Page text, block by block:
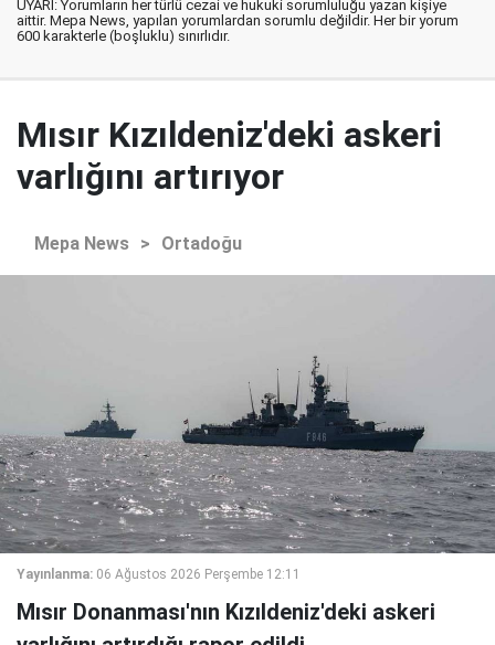
UYARI: Yorumların her türlü cezai ve hukuki sorumluluğu yazan kişiye
aittir. Mepa News, yapılan yorumlardan sorumlu değildir. Her bir yorum
600 karakterle (boşluklu) sınırlıdır.
Mısır Kızıldeniz'deki askeri
varlığını artırıyor
Mepa News > Ortadoğu
Yayınlanma: 06 Ağustos 2026 Perşembe 12:11
Mısır Donanması'nın Kızıldeniz'deki askeri